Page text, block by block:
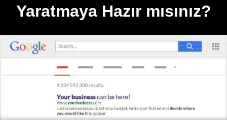
Yaratmaya Hazır mısınız?